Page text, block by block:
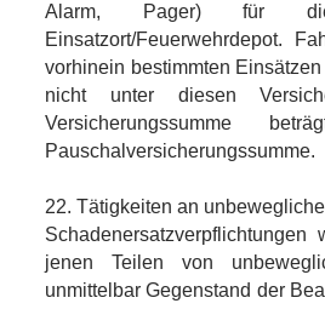
Alarm, Pager) für
Einsatzort/Feuerwehrdepot.
vorhinein bestimmten
nicht unter diesen
Versicherungssumme
Pauschalversicherungssumme.
22. Tätigkeiten an
jenen Teilen von
unmittelbar Gegenstand der